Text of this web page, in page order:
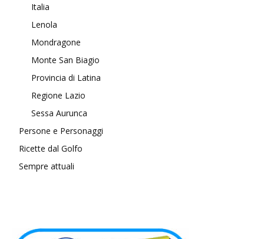
Italia
Lenola
Mondragone
Monte San Biagio
Provincia di Latina
Regione Lazio
Sessa Aurunca
Persone e Personaggi
Ricette dal Golfo
Sempre attuali